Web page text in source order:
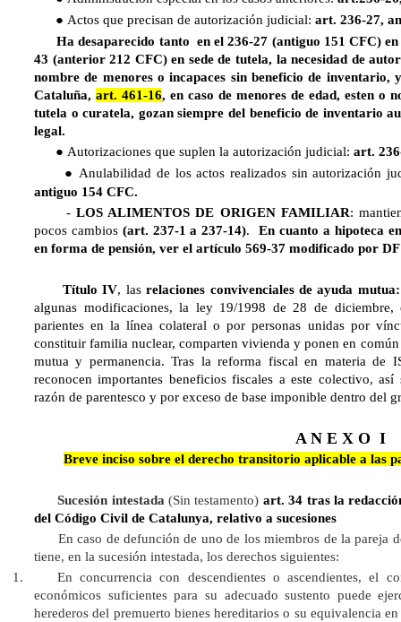
● Actos que precisan de autorización judicial: art. 236-27,
Ha desaparecido tanto en el 236-27 (antiguo 151 CFC) en
43 (anterior 212 CFC) en sede de tutela, la necesidad de
nombre de menores o incapaces sin beneficio de
Cataluña, art. 461-16, en caso de menores de edad, esten o
tutela o curatela, gozan siempre del beneficio de inventario
legal.
● Autorizaciones que suplen la autorización judicial: art.
● Anulabilidad de los actos realizados sin autorización
antiguo 154 CFC.
-LOS ALIMENTOS DE ORIGEN FAMILIAR:
pocos cambios (art. 237-1 a 237-14).En cuanto a hipoteca
en forma de pensión, ver el artículo 569-37 modificado por DF
Título IV, lasrelaciones convivenciales de ayuda
algunas modificaciones, la ley 19/1998 de 28 de diciembre,
parientes en la línea colateral o por personas unidas por
constituir familia nuclear, comparten vivienda y ponen en
mutua y permanencia. Tras la reforma fiscal en materia de
reconocen importantes beneficios fiscales a este colectivo,
razón de parentesco y por exceso de base imponible dentro del
A N E X O I
Breve inciso sobre el derecho transitorio aplicable a las
Sucesión intestada(Sin testamento) art. 34 tras la
del Código Civil de Catalunya, relativo a sucesiones
En caso de defunción de uno de los miembros de la pareja
tiene, en la sucesión intestada, los derechos siguientes:
1.
En concurrencia con descendientes o ascendientes, el
económicos suficientes para su adecuado sustento puede
herederos del premuerto bienes hereditarios o su equivalencia